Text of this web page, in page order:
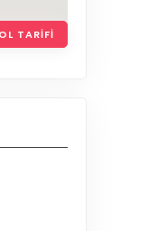
TARIFI